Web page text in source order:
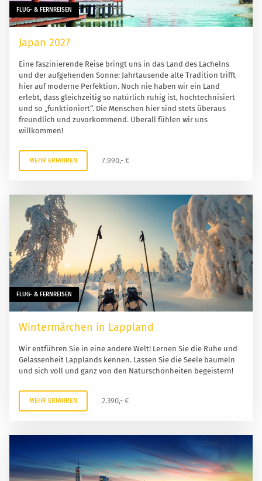
FLUG- & FERNREISEN
Japan 2027
Eine faszinierende Reise bringt uns in das Land des Lächelns
und der aufgehenden Sonne: Jahrtausende alte Tradition trifft
hier auf moderne Perfektion. Noch nie haben wir ein Land
erlebt, dass gleichzeitig so natürlich ruhig ist, hochtechnisiert
und so „funktioniert“. Die Menschen hier sind stets überaus
freundlich und zuvorkommend. Überall fühlen wir uns
willkommen!
MEHR ERFAHREN 7.990,- €
FLUG- & FERNREISEN
Wintermärchen in Lappland
Wir entführen Sie in eine andere Welt! Lernen Sie die Ruhe und
Gelassenheit Lapplands kennen. Lassen Sie die Seele baumeln
und sich voll und ganz von den Naturschönheiten begeistern!
MEHR ERFAHREN 2.390,- €